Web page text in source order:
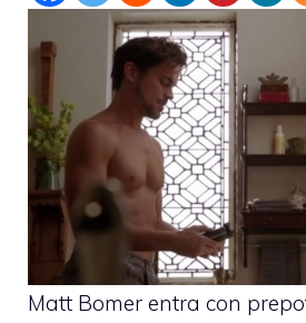
Matt Bomer entra con